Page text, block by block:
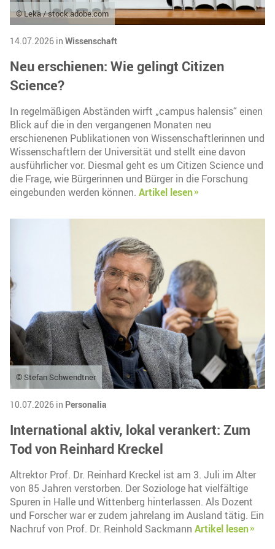
© Leka / stock.adobe.com
14.07.2026 in Wissenschaft
Neu erschienen: Wie gelingt Citizen
Science?
In regelmäßigen Abständen wirft „campus halensis“ einen
Blick auf die in den vergangenen Monaten neu
erschienenen Publikationen von Wissenschaftlerinnen und
Wissenschaftlern der Universität und stellt eine davon
ausführlicher vor. Diesmal geht es um Citizen Science und
die Frage, wie Bürgerinnen und Bürger in die Forschung
eingebunden werden können. Artikel lesen
© Stefan Schwendtner
10.07.2026 in Personalia
International aktiv, lokal verankert: Zum
Tod von Reinhard Kreckel
Altrektor Prof. Dr. Reinhard Kreckel ist am 3. Juli im Alter
von 85 Jahren verstorben. Der Soziologe hat vielfältige
Spuren in Halle und Wittenberg hinterlassen. Als Dozent
und Forscher war er zudem jahrelang im Ausland tätig. Ein
Nachruf von Prof. Dr. Reinhold Sackmann Artikel lesen